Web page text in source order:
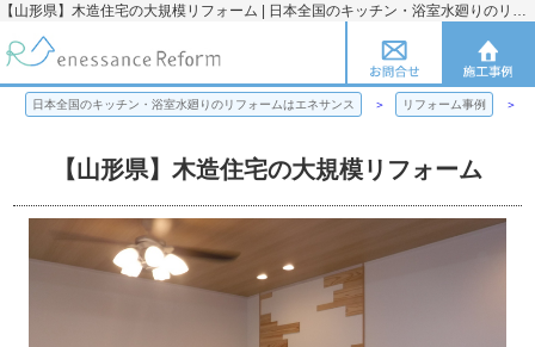
【山形県】木造住宅の大規模リフォーム | 日本全国のキッチン・浴室水廻りのリフォームのことならエネサンス
日本全国のキッチン・浴室水廻りのリフォームはエネサンス リフォーム事例
【山形県】木造住宅の大規模リフォーム